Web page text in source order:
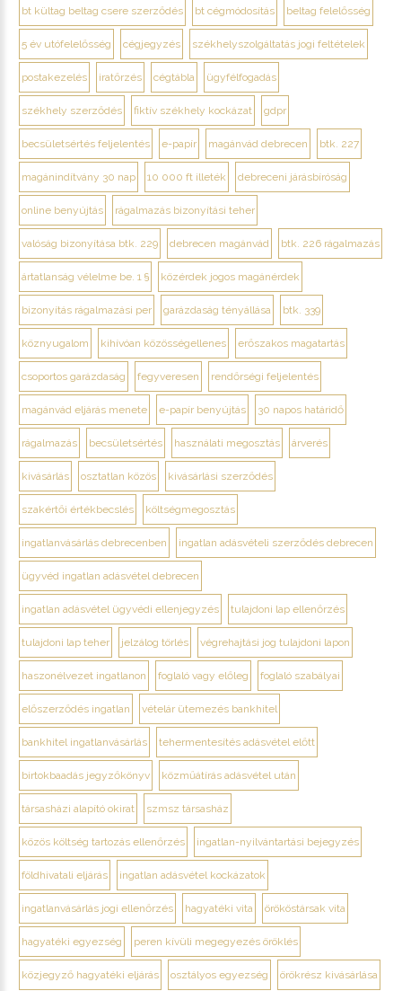
bt kültag beltag csere szerződés bt cégmódosítás beltag felelősség
5 év utófelelősség cégjegyzés székhelyszolgáltatás jogi feltételek
postakezelés iratőrzés cégtábla ügyfélfogadás
székhely szerződés fiktív székhely kockázat gdpr
becsületsértés feljelentés e-papír magánvád debrecen btk. 227
magánindítvány 30 nap 10 000 ft illeték debreceni járásbíróság
online benyújtás rágalmazás bizonyítási teher
valóság bizonyítása btk. 229 debrecen magánvád btk. 226 rágalmazás
ártatlanság vélelme be. 1 § közérdek jogos magánérdek
bizonyítás rágalmazási per garázdaság tényállása btk. 339
köznyugalom kihívóan közösségellenes erőszakos magatartás
csoportos garázdaság fegyveresen rendőrségi feljelentés
magánvád eljárás menete e-papír benyújtás 30 napos határidő
rágalmazás becsületsértés használati megosztás árverés
kivásárlás osztatlan közös kivásárlási szerződés
szakértői értékbecslés költségmegosztás
ingatlanvásárlás debrecenben ingatlan adásvételi szerződés debrecen
ügyvéd ingatlan adásvétel debrecen
ingatlan adásvétel ügyvédi ellenjegyzés tulajdoni lap ellenőrzés
tulajdoni lap teher jelzálog törlés végrehajtási jog tulajdoni lapon
haszonélvezet ingatlanon foglaló vagy előleg foglaló szabályai
előszerződés ingatlan vételár ütemezés bankhitel
bankhitel ingatlanvásárlás tehermentesítés adásvétel előtt
birtokbaadás jegyzőkönyv közműátírás adásvétel után
társasházi alapító okirat szmsz társasház
közös költség tartozás ellenőrzés ingatlan-nyilvántartási bejegyzés
földhivatali eljárás ingatlan adásvétel kockázatok
ingatlanvásárlás jogi ellenőrzés hagyatéki vita örököstársak vita
hagyatéki egyezség peren kívüli megegyezés öröklés
közjegyző hagyatéki eljárás osztályos egyezség örökrész kivásárlása